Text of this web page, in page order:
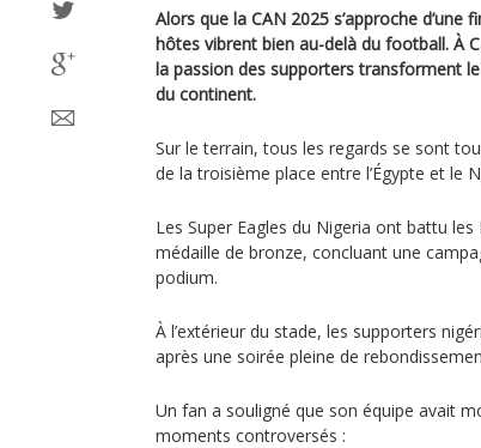
Alors que la CAN 2025 s’approche
hôtes vibrent bien au-delà du football. À
la passion des supporters transforment
du continent.
Sur le terrain, tous les regards se sont
de la troisième place entre l’Égypte et le
Les Super Eagles du Nigeria ont battu les
médaille de bronze, concluant une
podium.
À l’extérieur du stade, les supporters
après une soirée pleine de
Un fan a souligné que son équipe avait
moments controversés :